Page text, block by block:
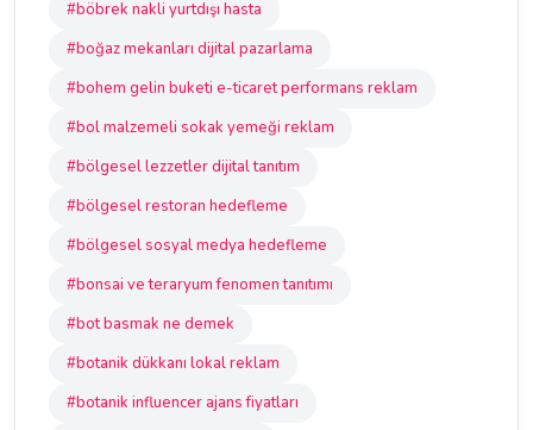
#böbrek nakli yurtdışı hasta
#boğaz mekanları dijital pazarlama
#bohem gelin buketi e-ticaret performans reklam
#bol malzemeli sokak yemeği reklam
#bölgesel lezzetler dijital tanıtım
#bölgesel restoran hedefleme
#bölgesel sosyal medya hedefleme
#bonsai ve teraryum fenomen tanıtımı
#bot basmak ne demek
#botanik dükkanı lokal reklam
#botanik influencer ajans fiyatları